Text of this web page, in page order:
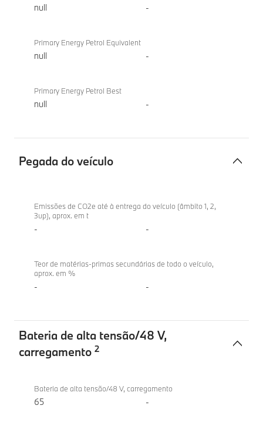
null -
Primary Energy Petrol Equivalent
null -
Primary Energy Petrol Best
null -
Pegada do veículo
veículo
iX2
xDrive30
Emissões de CO2e até à entrega do veículo (âmbito 1, 2,
3up), aprox. em t
- -
Teor de matérias-primas secundárias de todo o veículo,
aprox. em %
- -
Bateria de alta tensão/48 V,
carregamento 2
iX2
xDrive30
Bateria de alta tensão/48 V, carregamento
65 -